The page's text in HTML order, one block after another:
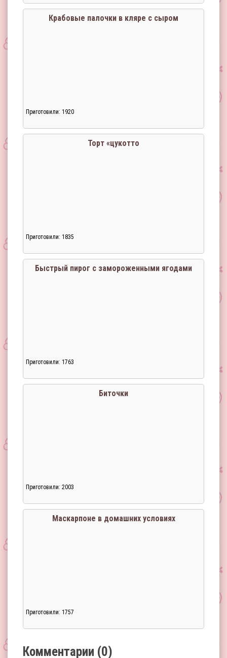
Крабовые палочки в кляре с сыром
Приготовили: 1920
Торт «цукотто
Приготовили: 1835
Быстрый пирог с замороженными ягодами
Приготовили: 1763
Биточки
Приготовили: 2003
Маскарпоне в домашних условиях
Приготовили: 1757
Комментарии (0)